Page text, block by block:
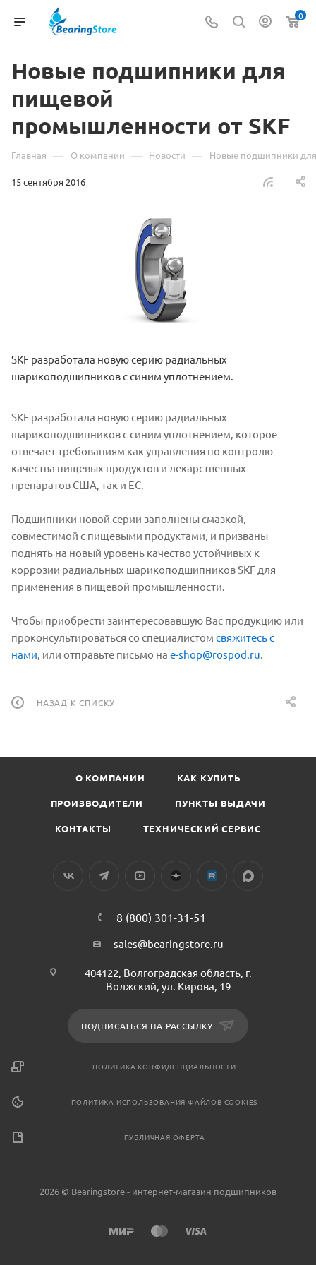
0
Новые подшипники для
пищевой
промышленности от SKF
Главная — О компании — Новости — Новые подшипники
15 сентября 2016
SKF разработала новую серию радиальных
шарикоподшипников с синим уплотнением.
SKF разработала новую серию радиальных
шарикоподшипников с синим уплотнением, которое
отвечает требованиям как управления по контролю
качества пищевых продуктов и лекарственных
препаратов США, так и ЕС.
Подшипники новой серии заполнены смазкой,
совместимой с пищевыми продуктами, и призваны
поднять на новый уровень качество устойчивых к
коррозии радиальных шарикоподшипников SKF для
применения в пищевой промышленности.
Чтобы приобрести заинтересовавшую Вас продукцию или
проконсультироваться со специалистом свяжитесь с
нами , или отправьте письмо на e-shop@rospod.ru
НАЗАД К СПИСКУ
О КОМПАНИИ КАК КУПИТЬ
ПРОИЗВОДИТЕЛИ ПУНКТЫ ВЫДАЧИ
КОНТАКТЫ ТЕХНИЧЕСКИЙ СЕРВИС
8 (800) 301-31-51
sales@bearingstore.ru
404122, Волгоградская область, г.
Волжский, ул. Кирова, 19
ПОДПИСАТЬСЯ НА РАССЫЛКУ
ПОЛИТИКА КОНФИДЕНЦИАЛЬНОСТИ
ПОЛИТИКА ИСПОЛЬЗОВАНИЯ ФАЙЛОВ COOKIES
ПУБЛИЧНАЯ ОФЕРТА
2026 © Bearingstore - интернет-магазин подшипников